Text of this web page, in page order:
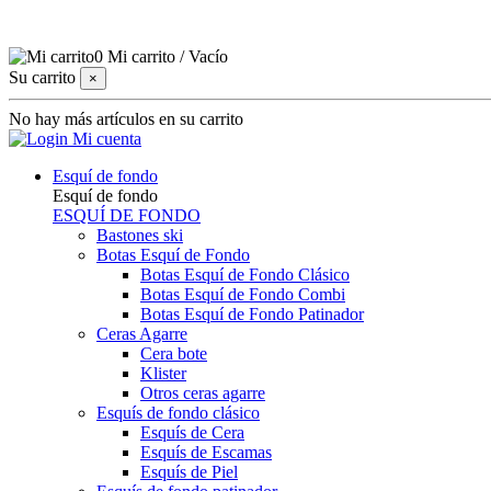
0 Mi carrito /Vacío
Su carrito
×
No hay más artículos en su carrito
Mi cuenta
Esquí de fondo
Esquí de fondo
ESQUÍ DE FONDO
Bastones ski
Botas Esquí de Fondo
Botas Esquí de Fondo Clásico
Botas Esquí de Fondo Combi
Botas Esquí de Fondo Patinador
Ceras Agarre
Cera bote
Klister
Otros ceras agarre
Esquís de fondo clásico
Esquís de Cera
Esquís de Escamas
Esquís de Piel